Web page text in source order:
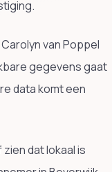
van Poppel
gegevens gaat
data komt een
dat lokaal is